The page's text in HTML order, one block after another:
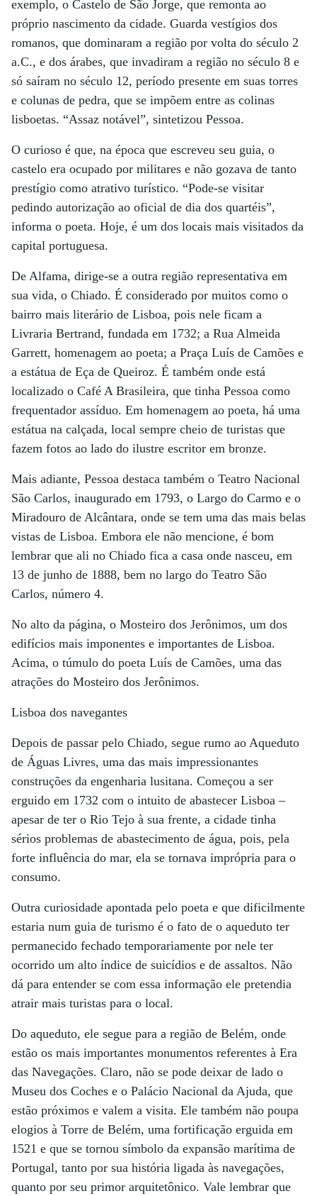
exemplo, o Castelo de São Jorge, que remonta ao
próprio nascimento da cidade. Guarda vestígios dos
romanos, que dominaram a região por volta do século 2
a.C., e dos árabes, que invadiram a região no século 8 e
só saíram no século 12, período presente em suas torres
e colunas de pedra, que se impõem entre as colinas
lisboetas. “Assaz notável”, sintetizou Pessoa.
O curioso é que, na época que escreveu seu guia, o
castelo era ocupado por militares e não gozava de tanto
prestígio como atrativo turístico. “Pode-se visitar
pedindo autorização ao oficial de dia dos quartéis”,
informa o poeta. Hoje, é um dos locais mais visitados da
capital portuguesa.
De Alfama, dirige-se a outra região representativa em
sua vida, o Chiado. É considerado por muitos como o
bairro mais literário de Lisboa, pois nele ficam a
Livraria Bertrand, fundada em 1732; a Rua Almeida
Garrett, homenagem ao poeta; a Praça Luís de Camões e
a estátua de Eça de Queiroz. É também onde está
localizado o Café A Brasileira, que tinha Pessoa como
frequentador assíduo. Em homenagem ao poeta, há uma
estátua na calçada, local sempre cheio de turistas que
fazem fotos ao lado do ilustre escritor em bronze.
Mais adiante, Pessoa destaca também o Teatro Nacional
São Carlos, inaugurado em 1793, o Largo do Carmo e o
Miradouro de Alcântara, onde se tem uma das mais belas
vistas de Lisboa. Embora ele não mencione, é bom
lembrar que ali no Chiado fica a casa onde nasceu, em
13 de junho de 1888, bem no largo do Teatro São
Carlos, número 4.
No alto da página, o Mosteiro dos Jerônimos, um dos
edifícios mais imponentes e importantes de Lisboa.
Acima, o túmulo do poeta Luís de Camões, uma das
atrações do Mosteiro dos Jerônimos.
Lisboa dos navegantes
Depois de passar pelo Chiado, segue rumo ao Aqueduto
de Águas Livres, uma das mais impressionantes
construções da engenharia lusitana. Começou a ser
erguido em 1732 com o intuito de abastecer Lisboa –
apesar de ter o Rio Tejo à sua frente, a cidade tinha
sérios problemas de abastecimento de água, pois, pela
forte influência do mar, ela se tornava imprópria para o
consumo.
Outra curiosidade apontada pelo poeta e que dificilmente
estaria num guia de turismo é o fato de o aqueduto ter
permanecido fechado temporariamente por nele ter
ocorrido um alto índice de suicídios e de assaltos. Não
dá para entender se com essa informação ele pretendia
atrair mais turistas para o local.
Do aqueduto, ele segue para a região de Belém, onde
estão os mais importantes monumentos referentes à Era
das Navegações. Claro, não se pode deixar de lado o
Museu dos Coches e o Palácio Nacional da Ajuda, que
estão próximos e valem a visita. Ele também não poupa
elogios à Torre de Belém, uma fortificação erguida em
1521 e que se tornou símbolo da expansão marítima de
Portugal, tanto por sua história ligada às navegações,
quanto por seu primor arquitetônico. Vale lembrar que